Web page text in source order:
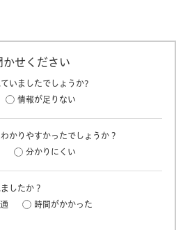
かせください
いましたでしょうか?
情報が足りない
かりやすかったでしょうか？
分かりにくい
したか？
時間がかかった